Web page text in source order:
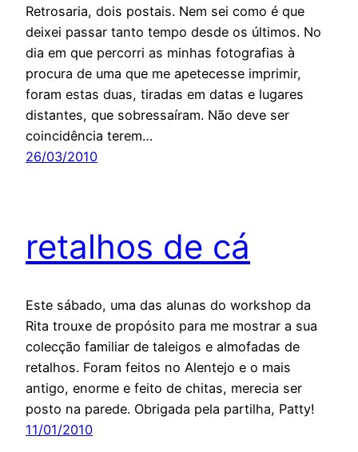
Retrosaria, dois postais. Nem sei como é que
deixei passar tanto tempo desde os últimos. No
dia em que percorri as minhas fotografias à
procura de uma que me apetecesse imprimir,
foram estas duas, tiradas em datas e lugares
distantes, que sobressaíram. Não deve ser
coincidência terem…
26/03/2010
retalhos de cá
Este sábado, uma das alunas do workshop da
Rita trouxe de propósito para me mostrar a sua
colecção familiar de taleigos e almofadas de
retalhos. Foram feitos no Alentejo e o mais
antigo, enorme e feito de chitas, merecia ser
posto na parede. Obrigada pela partilha, Patty!
11/01/2010